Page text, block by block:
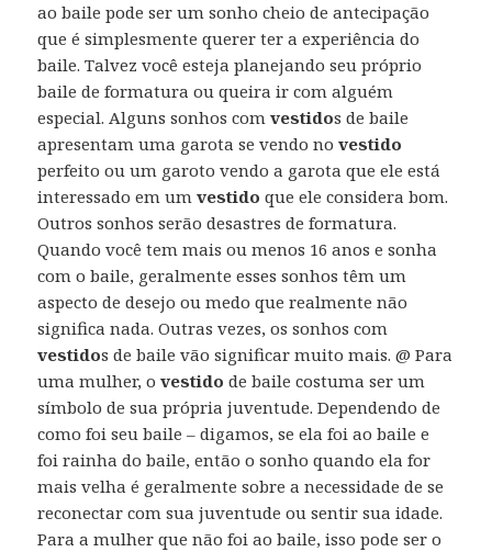
ao baile pode ser um sonho cheio de antecipação
que é simplesmente querer ter a experiência do
baile. Talvez você esteja planejando seu próprio
baile de formatura ou queira ir com alguém
especial. Alguns sonhos comvestidos de baile
apresentam uma garota se vendo novestido
perfeito ou um garoto vendo a garota que ele está
interessado em umvestido que ele considera bom.
Outros sonhos serão desastres de formatura.
Quando você tem mais ou menos 16 anos e sonha
com o baile, geralmente esses sonhos têm um
aspecto de desejo ou medo que realmente não
significa nada. Outras vezes, os sonhos com
vestidos de baile vão significar muito mais. @ Para
uma mulher, ovestido de baile costuma ser um
símbolo de sua própria juventude. Dependendo de
como foi seu baile – digamos, se ela foi ao baile e
foi rainha do baile, então o sonho quando ela for
mais velha é geralmente sobre a necessidade de se
reconectar com sua juventude ou sentir sua idade.
Para a mulher que não foi ao baile, isso pode ser o